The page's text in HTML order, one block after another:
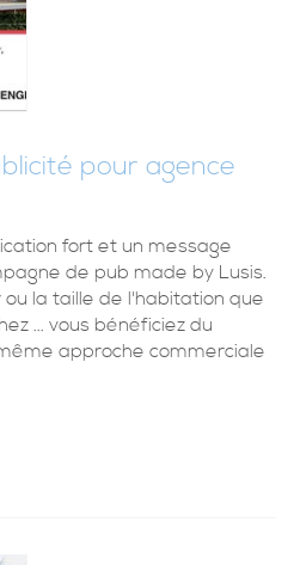
pour agence
fort et un message
de pub made by Lusis.
la taille de l'habitation que
... vous bénéficiez du
approche commerciale